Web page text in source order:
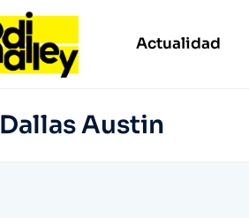
Actualidad
Dallas Austin